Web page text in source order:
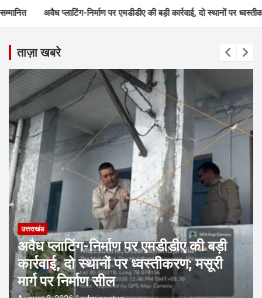
पर एमडीडीए की बड़ी कार्रवाई, दो स्थानों पर ध्वस्तीकरण; मसूरी मार्ग पर निर्माण
ताज़ा खबरे
उत्तराखंड
अवैध प्लाटिंग-निर्माण पर एमडीडीए की बड़ी
कार्रवाई, दो स्थानों पर ध्वस्तीकरण; मसूरी
मार्ग पर निर्माण सील